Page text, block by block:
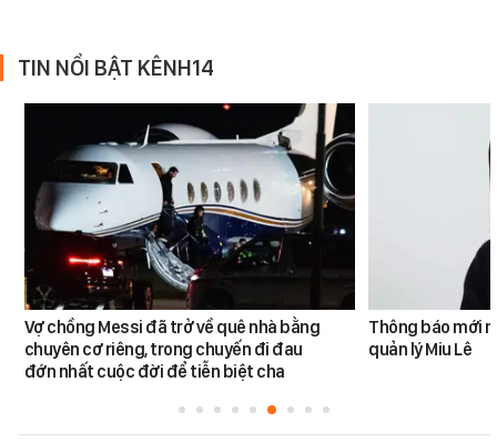
TIN NỔI BẬT KÊNH14
Vợ chồng Messi đã trở về quê nhà bằng
chuyên cơ riêng, trong chuyến đi đau
đớn nhất cuộc đời để tiễn biệt cha
Thông báo mới
quản lý Miu Lê